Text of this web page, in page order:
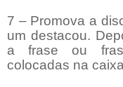
7 – Promova a
um destacou.
a frase ou
colocadas na